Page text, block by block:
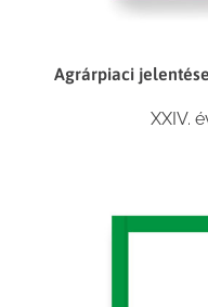
Agrárpiaci
XXIV.